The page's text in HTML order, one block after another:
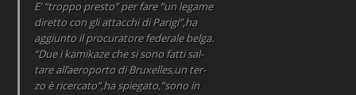
E’ “troppo presto” per fare “un legame
diretto con gli attacchi di Parigi”,ha
aggiunto il procuratore federale belga.
“Due i kamikaze che si sono fatti sal-
tare all’aeroporto di Bruxelles,un ter-
zo è ricercato”,ha spiegato,”sono in